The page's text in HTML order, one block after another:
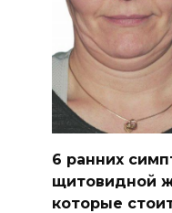
6 ранних
щитовидной
которые